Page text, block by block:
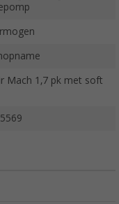
Mach 1,7 pk met soft
5569